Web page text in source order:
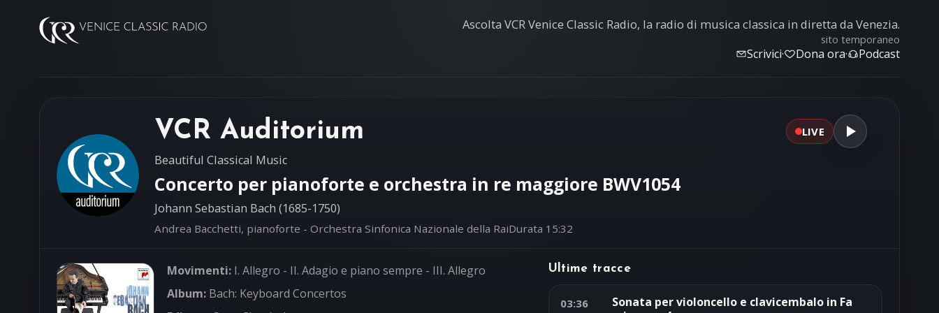
Ascolta VCR Venice Classic Radio, la radio di musica classica in diretta da Venezia.
sito temporaneo
Scrivici· Dona ora· Podcast
VCR Auditorium LIVE
Beautiful Classical Music
Concerto per pianoforte e orchestra in re maggiore BWV1054
Johann Sebastian Bach (1685-1750)
Andrea Bacchetti, pianoforte - Orchestra Sinfonica Nazionale della RaiDurata 15:32
Movimenti: I. Allegro - II. Adagio e piano sempre - III. Allegro
Album: Bach: Keyboard Concertos
Ultime tracce
03:36
Sonata per violoncello e clavicembalo in Fa